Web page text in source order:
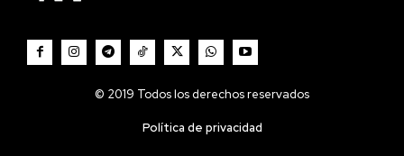
© 2019 Todos los derechos reservados
Política de privacidad